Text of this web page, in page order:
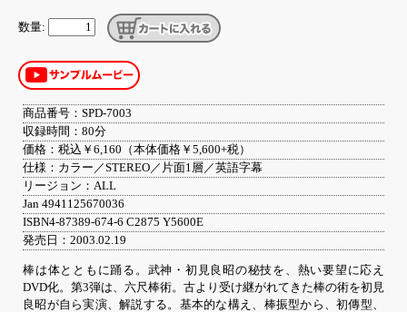
数量:
商品番号：SPD-7003
収録時間：80分
価格：税込￥6,160（本体価格￥5,600+税）
仕様：カラー／STEREO／片面1層／英語字幕
リージョン：ALL
Jan 4941125670036
ISBN4-87389-674-6 C2875 Y5600E
発売日：2003.02.19
棒は体とともに踊る。武神・初見良昭の秘技を、熱い要望に応え
DVD化。第3弾は、六尺棒術。古より受け継がれてきた棒の術を初見
良昭が自ら実演、解説する。基本的な構え、棒振型から、初傳型、